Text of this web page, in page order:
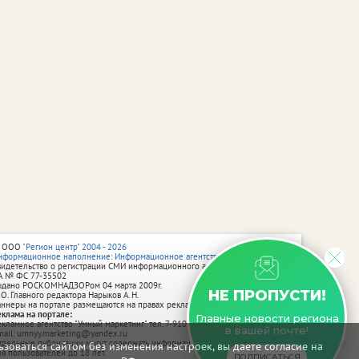
сайтом без изменения настроек, вы даете согласие на
НЕ ПРОПУСТИ!
Главные новости региона
в вашей почте!
"Регион центр" 2004 - 2026
наполнение: Информационное агентство vRossii.ru
о регистрации СМИ информационного агентства vRossii.ru
№ ФС 77‑35502
РОСКОМНАДЗОРом 04 марта 2009г.
Главного редактора Нарыков А. Н.
на портале размещаются на правах рекламы.
на портале:
агентство "Умный маркетинг" тел. 7-910-267-70-40,
umnyy.marketing@yandex.ru
публикации могут содержать информацию, не предназначенную
пользователей до 18 лет.